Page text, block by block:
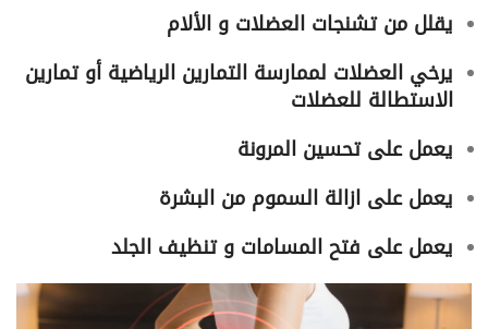
يقلل من تشنجات العضلات و الألام
يرخي العضلات لممارسة التمارين الرياضية أو تمارين
الاستطالة للعضلات
يعمل على تحسين المرونة
يعمل على ازالة السموم من البشرة
يعمل على فتح المسامات و تنظيف الجلد